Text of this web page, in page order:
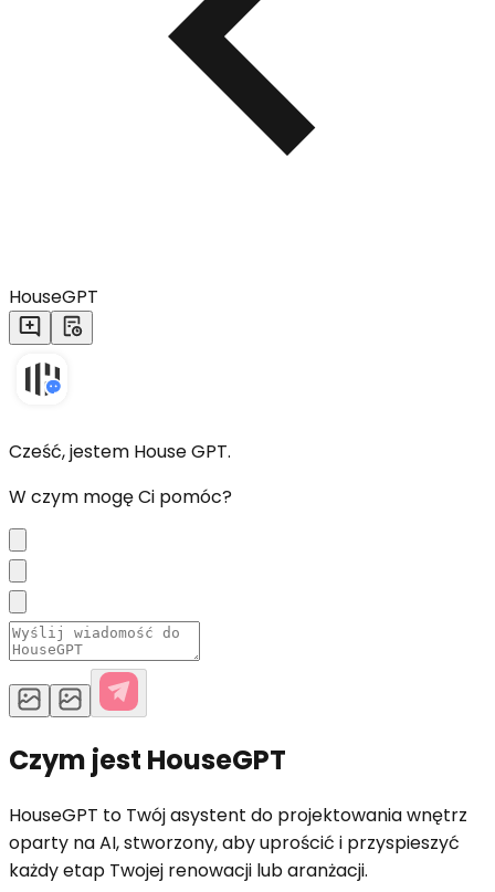
HouseGPT
Cześć, jestem House GPT.
W czym mogę Ci pomóc?
Czym jest HouseGPT
HouseGPT to Twój asystent do projektowania wnętrz
oparty na AI, stworzony, aby uprościć i przyspieszyć
każdy etap Twojej renowacji lub aranżacji.